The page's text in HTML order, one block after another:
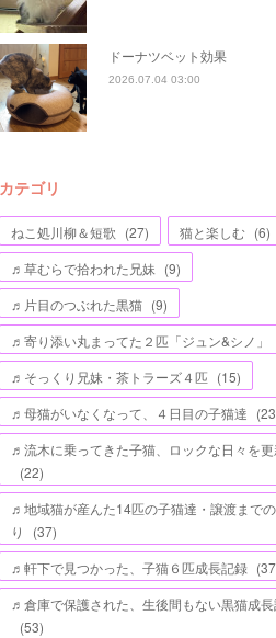
ドーナツベット効果
2026.07.04 03:00
カテゴリ
ねこ処川柳＆短歌 (27) 猫と楽しむ (6)
♬草むらで拾われた兄妹 (9)
♬片目のつぶれた黒猫 (9)
♬寄り添い丸まってた２匹「ジュン&シノ」
♬そっくり兄妹・茶トラーズ４匹 (15)
♬母猫がいなくなって、４日目の子猫達 (23
♬流木に乗ってきた子猫、ロックな日々を更
(22)
♬地域猫が産んた14匹の子猫達・譲渡まで
り
(37)
♬軒下で見つかった、子猫６匹成長記録 (37
♬倉庫で保護された、生後間もない黒猫成
(53)